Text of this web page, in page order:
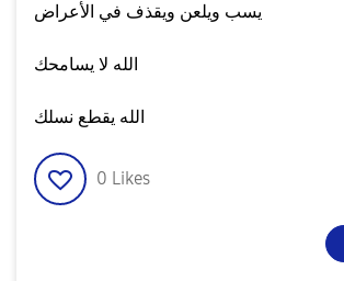
يسب ويلعن ويقذف في الأعراض
الله لا يسامحك
الله يقطع نسلك
0 Likes